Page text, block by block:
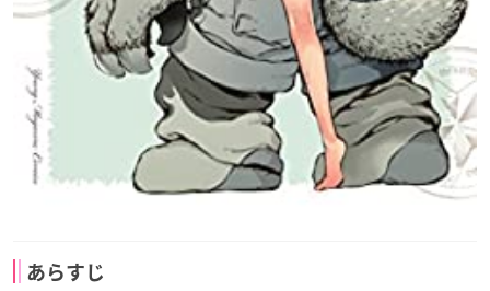
あらすじ